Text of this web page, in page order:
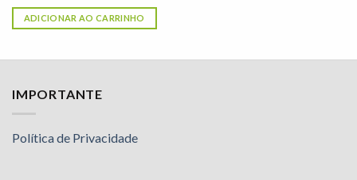
ADICIONAR AO CARRINHO
IMPORTANTE
Política de Privacidade